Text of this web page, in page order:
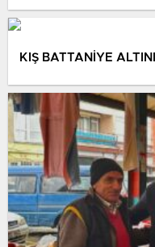
KIŞ BATTANİYE